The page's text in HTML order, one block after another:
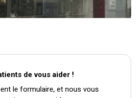
de vous aider !
le formulaire, et nous vous